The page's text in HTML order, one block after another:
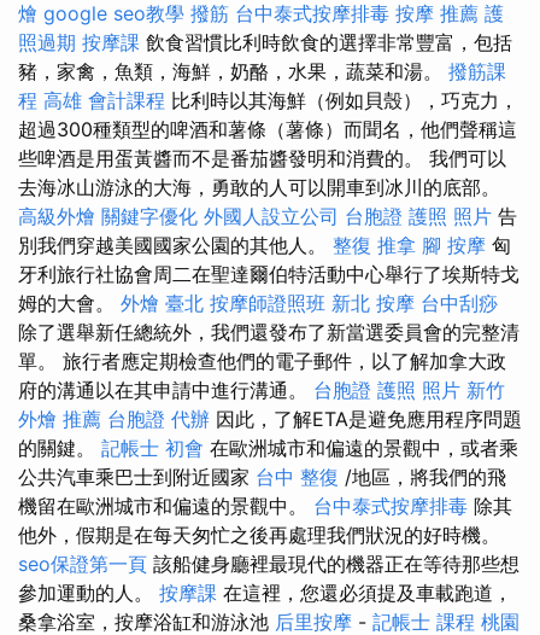
燴 google seo教學 撥筋 台中泰式按摩排毒 按摩 推薦 護
照過期 按摩課 飲食習慣比利時飲食的選擇非常豐富，包括
豬，家禽，魚類，海鮮，奶酪，水果，蔬菜和湯。 撥筋課
程 高雄 會計課程 比利時以其海鮮（例如貝殼），巧克力，
超過300種類型的啤酒和薯條（薯條）而聞名，他們聲稱這
些啤酒是用蛋黃醬而不是番茄醬發明和消費的。 我們可以
去海冰山游泳的大海，勇敢的人可以開車到冰川的底部。
高級外燴 關鍵字優化 外國人設立公司 台胞證 護照 照片 告
別我們穿越美國國家公園的其他人。 整復 推拿 腳 按摩 匈
牙利旅行社協會周二在聖達爾伯特活動中心舉行了埃斯特戈
姆的大會。 外燴 臺北 按摩師證照班 新北 按摩 台中刮痧
除了選舉新任總統外，我們還發布了新當選委員會的完整清
單。 旅行者應定期檢查他們的電子郵件，以了解加拿大政
府的溝通以在其申請中進行溝通。 台胞證 護照 照片 新竹
外燴 推薦 台胞證 代辦 因此，了解ETA是避免應用程序問題
的關鍵。 記帳士 初會 在歐洲城市和偏遠的景觀中，或者乘
公共汽車乘巴士到附近國家 台中 整復 /地區，將我們的飛
機留在歐洲城市和偏遠的景觀中。 台中泰式按摩排毒 除其
他外，假期是在每天匆忙之後再處理我們狀況的好時機。
seo保證第一頁 該船健身廳裡最現代的機器正在等待那些想
參加運動的人。 按摩課 在這裡，您還必須提及車載跑道，
桑拿浴室，按摩浴缸和游泳池 后里按摩 - 記帳士 課程 桃園